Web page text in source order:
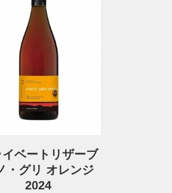
イベートリザーブ
・グリ オレンジ
2024